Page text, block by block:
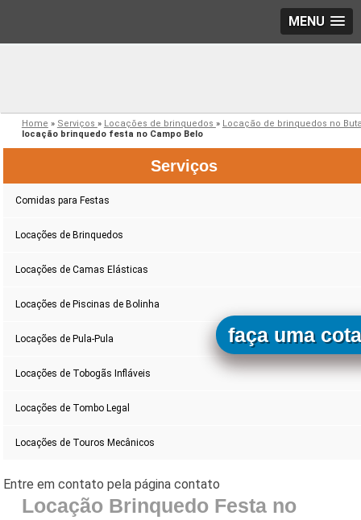
MENU
Home » Serviços » Locações de brinquedos » Locação de brinquedos no
locação brinquedo festa no Campo Belo
Serviços
Comidas para Festas
Locações de Brinquedos
Locações de Camas Elásticas
Locações de Piscinas de Bolinha
Locações de Pula-Pula
Locações de Tobogãs Infláveis
Locações de Tombo Legal
Locações de Touros Mecânicos
Locação Brinquedo Festa no
faça uma